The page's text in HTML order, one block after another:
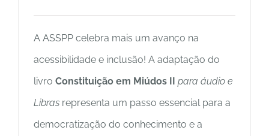
A ASSPP celebra mais um avanço na
acessibilidade e inclusão! A adaptação do
livro Constituição em Miúdos II para áudio e
Libras representa um passo essencial para a
democratização do conhecimento e a